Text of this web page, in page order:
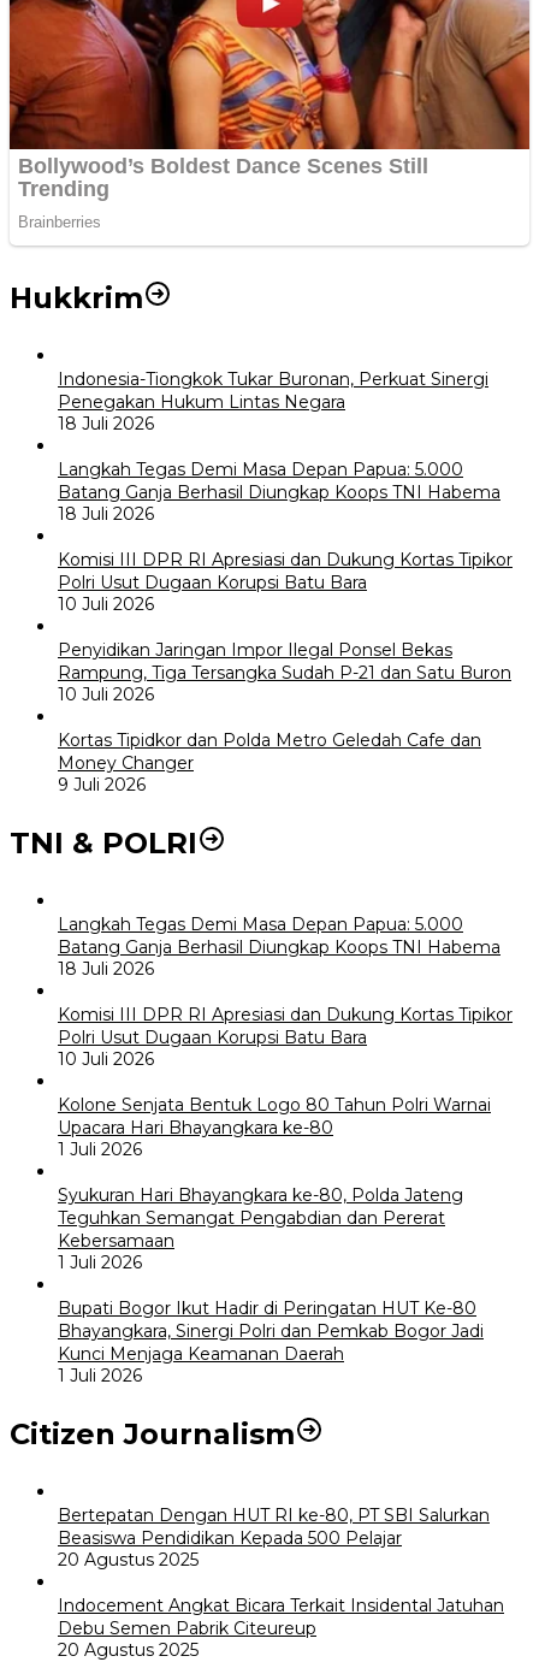
Hukkrim
Indonesia-Tiongkok Tukar Buronan, Perkuat Sinergi
Penegakan Hukum Lintas Negara
18 Juli 2026
Langkah Tegas Demi Masa Depan Papua: 5.000
Batang Ganja Berhasil Diungkap Koops TNI Habema
18 Juli 2026
Komisi III DPR RI Apresiasi dan Dukung Kortas Tipikor
Polri Usut Dugaan Korupsi Batu Bara
10 Juli 2026
Penyidikan Jaringan Impor Ilegal Ponsel Bekas
Rampung, Tiga Tersangka Sudah P-21 dan Satu Buron
10 Juli 2026
Kortas Tipidkor dan Polda Metro Geledah Cafe dan
Money Changer
9 Juli 2026
TNI & POLRI
Langkah Tegas Demi Masa Depan Papua: 5.000
Batang Ganja Berhasil Diungkap Koops TNI Habema
18 Juli 2026
Komisi III DPR RI Apresiasi dan Dukung Kortas Tipikor
Polri Usut Dugaan Korupsi Batu Bara
10 Juli 2026
Kolone Senjata Bentuk Logo 80 Tahun Polri Warnai
Upacara Hari Bhayangkara ke-80
1 Juli 2026
Syukuran Hari Bhayangkara ke-80, Polda Jateng
Teguhkan Semangat Pengabdian dan Pererat
Kebersamaan
1 Juli 2026
Bupati Bogor Ikut Hadir di Peringatan HUT Ke-80
Bhayangkara, Sinergi Polri dan Pemkab Bogor Jadi
Kunci Menjaga Keamanan Daerah
1 Juli 2026
Citizen Journalism
Bertepatan Dengan HUT RI ke-80, PT SBI Salurkan
Beasiswa Pendidikan Kepada 500 Pelajar
20 Agustus 2025
Indocement Angkat Bicara Terkait Insidental Jatuhan
Debu Semen Pabrik Citeureup
20 Agustus 2025